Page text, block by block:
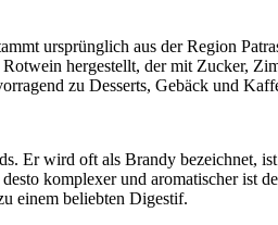
ursprünglich aus der Region
hergestellt, der mit Zucker,
zu Desserts, Gebäck und
Er wird oft als Brandy bezeichnet,
komplexer und aromatischer ist
einem beliebten Digestif.